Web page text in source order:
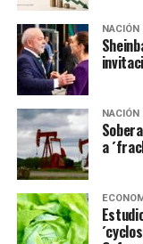
NACIÓN
NACIÓN
a